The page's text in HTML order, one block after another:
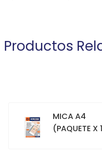
Productos
MICA A4
(PAQUETE X